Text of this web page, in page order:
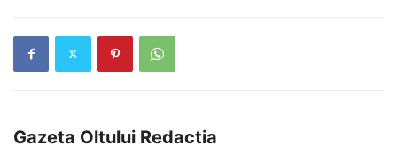
Gazeta Oltului Redactia